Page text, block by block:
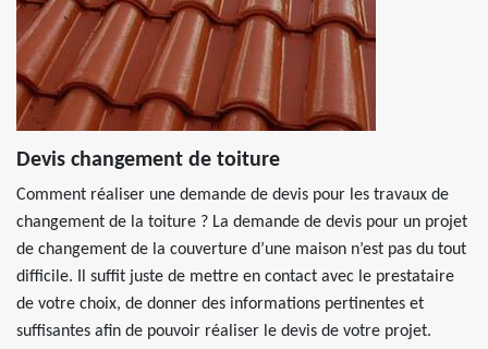
Devis changement de toiture
Comment réaliser une demande de devis pour les travaux de
changement de la toiture ? La demande de devis pour un projet
de changement de la couverture d’une maison n’est pas du tout
difficile. Il suffit juste de mettre en contact avec le prestataire
de votre choix, de donner des informations pertinentes et
suffisantes afin de pouvoir réaliser le devis de votre projet.